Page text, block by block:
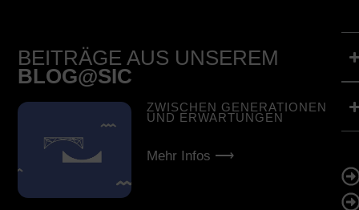
BEITRÄGE AUS UNSEREM
BLOG@SIC
ZWISCHEN GENERATIONEN
UND ERWARTUNGEN
Mehr Infos ⟶